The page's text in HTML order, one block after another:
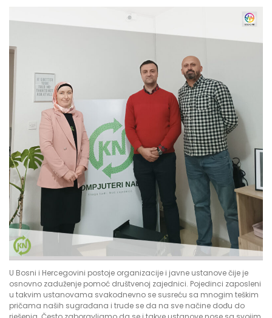
U Bosni i Hercegovini postoje organizacije i javne ustanove čije je
osnovno zaduženje pomoć društvenoj zajednici. Pojedinci zaposleni
u takvim ustanovama svakodnevno se susreću sa mnogim teškim
pričama naših sugrađana i trude se da na sve načine dođu do